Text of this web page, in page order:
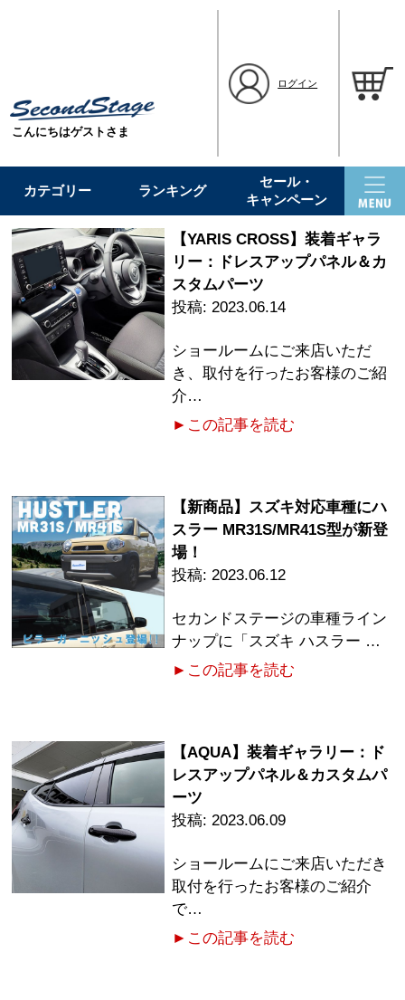
こんにちはゲストさま
ログイン
カテゴリー ランキング
セール・
キャンペーン
【YARIS CROSS】装着ギャラ
リー：ドレスアップパネル＆カ
スタムパーツ
2023.06.14
ショールームにご来店いただ
き、取付を行ったお客様のご紹
介…
►この記事を読む
【新商品】スズキ対応車種にハ
スラー MR31S/MR41S型が新登
場！
2023.06.12
セカンドステージの車種ライン
ナップに「スズキ ハスラー …
►この記事を読む
【AQUA】装着ギャラリー：ド
レスアップパネル＆カスタムパ
ーツ
2023.06.09
ショールームにご来店いただき
取付を行ったお客様のご紹介
で…
►この記事を読む